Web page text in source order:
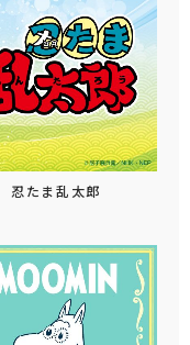
忍たま乱太郎